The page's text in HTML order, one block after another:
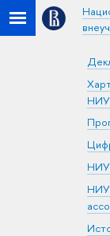
НИУ
НИУ